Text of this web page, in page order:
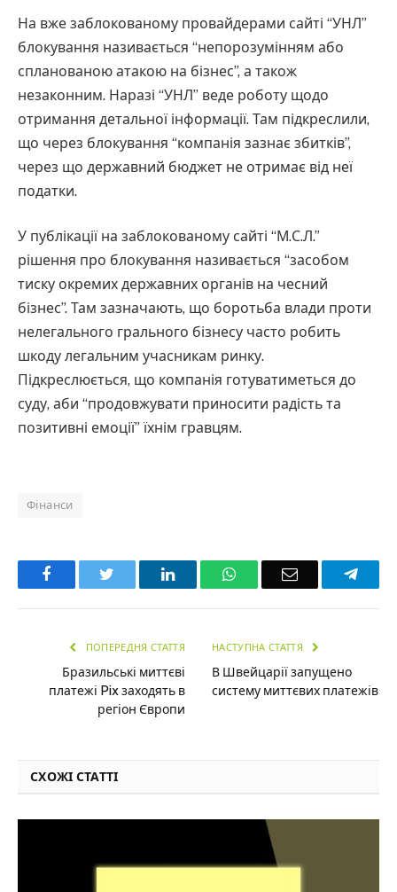
На вже заблокованому провайдерами сайті “УНЛ”
блокування називається “непорозумінням або
спланованою атакою на бізнес”, а також
незаконним. Наразі “УНЛ” веде роботу щодо
отримання детальної інформації. Там підкреслили,
що через блокування “компанія зазнає збитків”,
через що державний бюджет не отримає від неї
податки.
У публікації на заблокованому сайті “М.С.Л.”
рішення про блокування називається “засобом
тиску окремих державних органів на чесний
бізнес”. Там зазначають, що боротьба влади проти
нелегального грального бізнесу часто робить
шкоду легальним учасникам ринку.
Підкреслюється, що компанія готуватиметься до
суду, аби “продовжувати приносити радість та
позитивні емоції” їхнім гравцям.
Фінанси
Facebook LinkedInWhatsAppEmail
ПОПЕРЕДНЯ СТАТТЯ
Бразильські миттєві
платежі Pix заходять в
регіон Європи
НАСТУПНА СТАТТЯ
В Швейцарії запущено
систему миттєвих платежів
СХОЖІ СТАТТІ